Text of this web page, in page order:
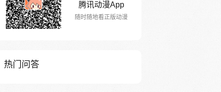
腾讯动漫App
随时随地看正版动漫
热门问答